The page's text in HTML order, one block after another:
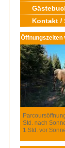
Kontakt /
Öffnungszeiten
Std. nach
1 Std. vor